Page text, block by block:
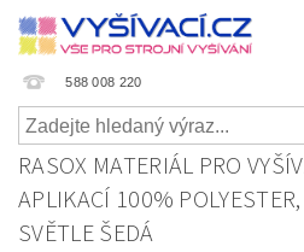
588 008 220
RASOX MATERIÁL PRO
APLIKACÍ 100%
SVĚTLE ŠEDÁ